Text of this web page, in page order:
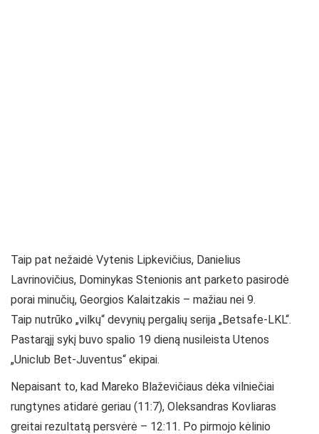
Taip pat nežaidė Vytenis Lipkevičius, Danielius
Lavrinovičius, Dominykas Stenionis ant parketo pasirodė
porai minučių, Georgios Kalaitzakis – mažiau nei 9.
Taip nutrūko „vilkų“ devynių pergalių serija „Betsafe-LKL“.
Pastarąjį sykį buvo spalio 19 dieną nusileista Utenos
„Uniclub Bet-Juventus“ ekipai.
Nepaisant to, kad Mareko Blaževičiaus dėka vilniečiai
rungtynes atidarė geriau (11:7), Oleksandras Kovliaras
greitai rezultatą persvėrė – 12:11. Po pirmojo kėlinio